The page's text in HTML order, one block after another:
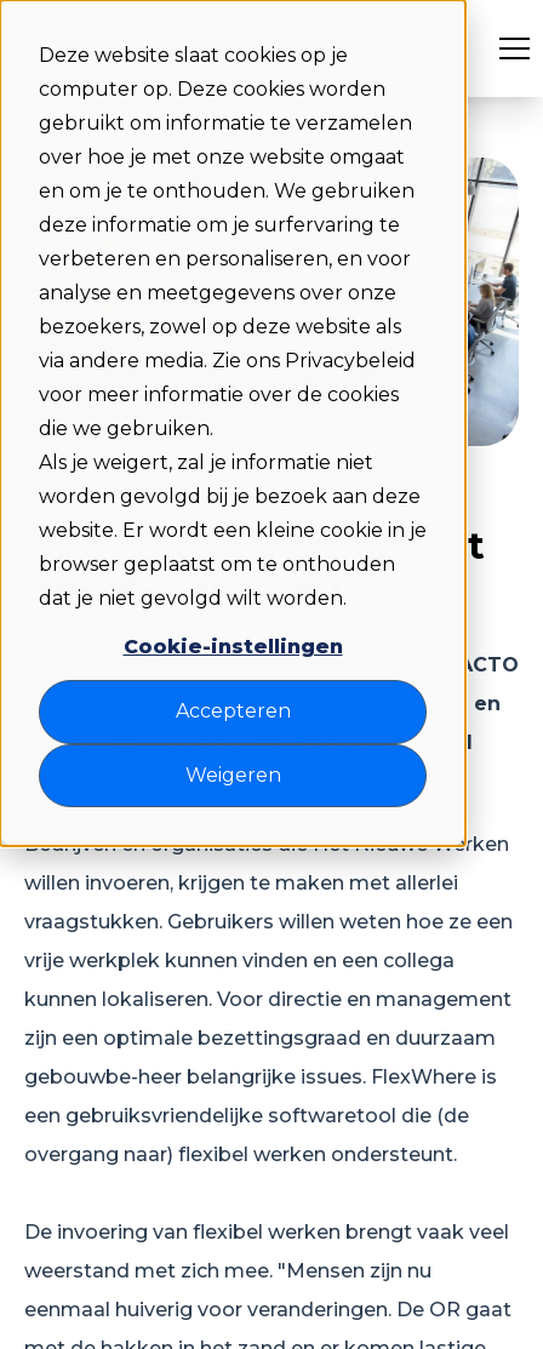
Deze website slaat cookies op je
computer op. Deze cookies worden
gebruikt om informatie te verzamelen
over hoe je met onze website omgaat
en om je te onthouden. We gebruiken
deze informatie om je surfervaring te
verbeteren en personaliseren, en voor
analyse en meetgegevens over onze
bezoekers, zowel op deze website als
via andere media. Zie ons Privacybeleid
voor meer informatie over de cookies
die we gebruiken.
Als je weigert, zal je informatie niet
worden gevolgd bij je bezoek aan deze
website. Er wordt een kleine cookie in je
browser geplaatst om te onthouden
dat je niet gevolgd wilt worden.
Cookie-instellingen
Accepteren
Weigeren
10-07-2019
Onbezorgd over op Het
Nieuwe Werken
In de september editie van het vakblad FACTO
is een artikel opgenomen over FlexWhere en
hoe je daarmee als organisatie onbezorgd
over kunt gaan op Het Nieuwe Werken.
Bedrijven en organisaties die Het Nieuwe Werken
willen invoeren, krijgen te maken met allerlei
vraagstukken. Gebruikers willen weten hoe ze een
vrije werkplek kunnen vinden en een collega
kunnen lokaliseren. Voor directie en management
zijn een optimale bezettingsgraad en duurzaam
gebouwbe-heer belangrijke issues. FlexWhere is
een gebruiksvriendelijke softwaretool die (de
overgang naar) flexibel werken ondersteunt.
De invoering van flexibel werken brengt vaak veel
weerstand met zich mee. "Mensen zijn nu
eenmaal huiverig voor veranderingen. De OR gaat